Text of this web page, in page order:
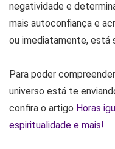
negatividade e
mais autoconfiança e
ou imediatamente, está
Para poder
universo está te
confira o artigo Horas
espiritualidade e mais!